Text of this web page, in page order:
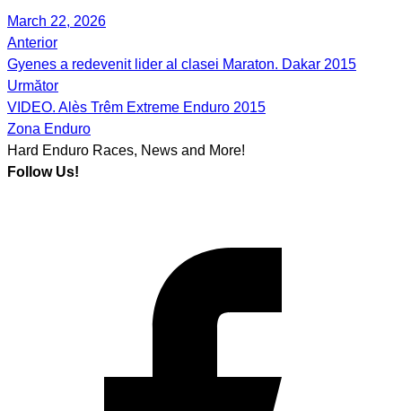
March 22, 2026
Post
navigation
Anterior
Gyenes a redevenit lider al clasei Maraton. Dakar 2015
Următor
VIDEO. Alès Trêm Extreme Enduro 2015
Zona Enduro
Hard Enduro Races, News and More!
Follow Us!